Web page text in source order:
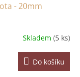
- 20mm
Skladem (5 ks)
Do košíku